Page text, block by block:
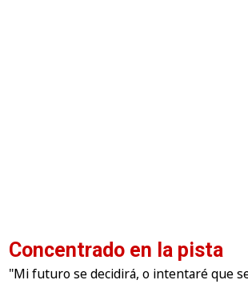
Concentrado en la pista
"Mi futuro se decidirá, o intentaré que